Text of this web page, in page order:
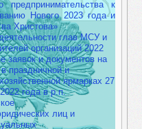
предпринимательства к
Нового 2023 года и
Христова»
глав МСУ и
организаций 2022
заявок и документов на
праздничной и
ярмарках 27
года в р.п.
лиц и